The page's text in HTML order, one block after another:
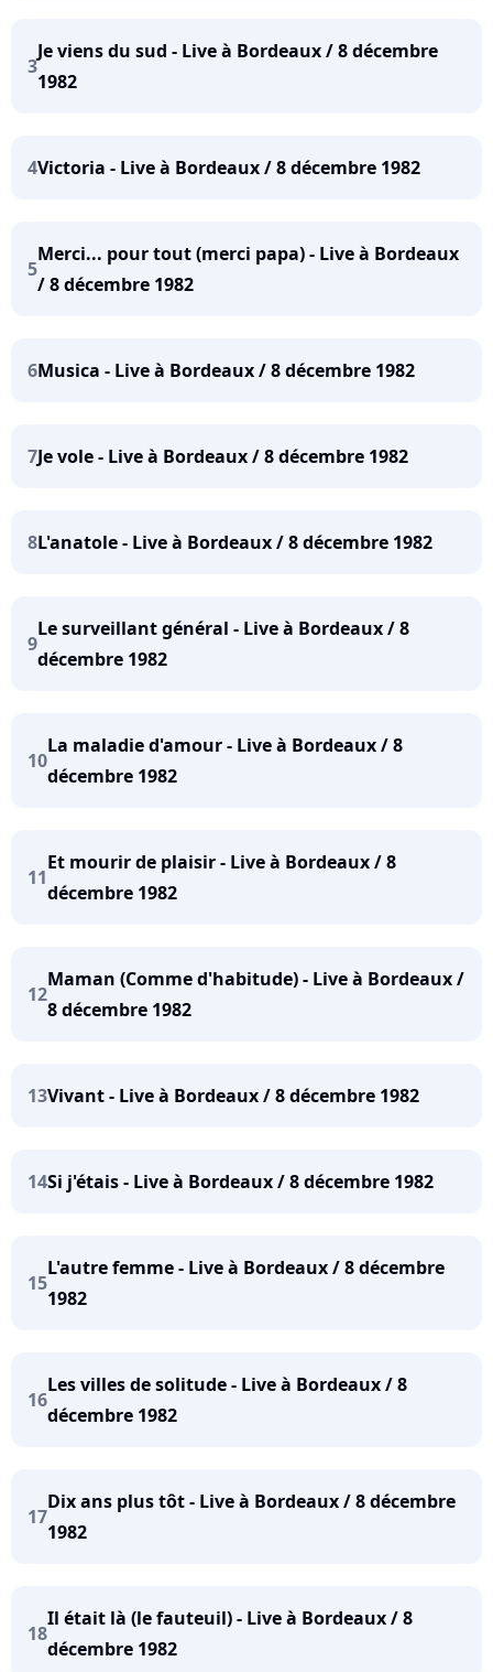
3
Je viens du sud - Live à Bordeaux / 8 décembre
1982
4Victoria - Live à Bordeaux / 8 décembre 1982
5
Merci... pour tout (merci papa) - Live à Bordeaux
/ 8 décembre 1982
6Musica - Live à Bordeaux / 8 décembre 1982
7Je vole - Live à Bordeaux / 8 décembre 1982
8L'anatole - Live à Bordeaux / 8 décembre 1982
9
Le surveillant général - Live à Bordeaux / 8
décembre 1982
10
La maladie d'amour - Live à Bordeaux / 8
décembre 1982
11
Et mourir de plaisir - Live à Bordeaux / 8
décembre 1982
12
Maman (Comme d'habitude) - Live à Bordeaux /
8 décembre 1982
13Vivant - Live à Bordeaux / 8 décembre 1982
14Si j'étais - Live à Bordeaux / 8 décembre 1982
15
L'autre femme - Live à Bordeaux / 8 décembre
1982
16
Les villes de solitude - Live à Bordeaux / 8
décembre 1982
17
Dix ans plus tôt - Live à Bordeaux / 8 décembre
1982
18
Il était là (le fauteuil) - Live à Bordeaux / 8
décembre 1982